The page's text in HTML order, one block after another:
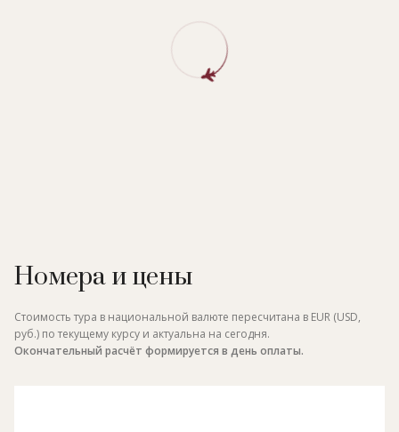
Номера и цены
Стоимость тура в национальной валюте пересчитана в EUR (USD,
руб.) по текущему курсу и актуальна на сегодня.
Окончательный расчёт формируется в день оплаты.